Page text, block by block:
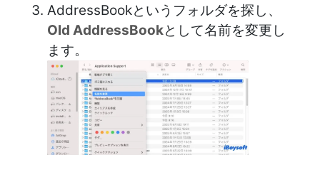
AddressBookというフォルダを探し、
Old AddressBookとして名前を変更し
ます。